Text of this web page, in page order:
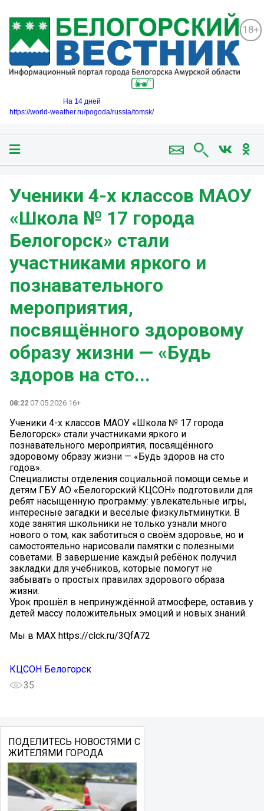
18+
На 14 дней
https://world-weather.ru/pogoda/russia/tomsk/
Ученики 4-х классов МАОУ
«Школа № 17 города
Белогорск» стали
участниками яркого и
познавательного
мероприятия,
посвящённого здоровому
образу жизни — «Будь
здоров на сто...
08:22 07.05.2026 16+
Ученики 4-х классов МАОУ «Школа № 17 города
Белогорск» стали участниками яркого и
познавательного мероприятия, посвящённого
здоровому образу жизни — «Будь здоров на сто
годов».
Специалисты отделения социальной помощи семье и
детям ГБУ АО «Белогорский КЦСОН» подготовили для
ребят насыщенную программу: увлекательные игры,
интересные загадки и весёлые физкультминутки. В
ходе занятия школьники не только узнали много
нового о том, как заботиться о своём здоровье, но и
самостоятельно нарисовали памятки с полезными
советами. В завершение каждый ребёнок получил
закладки для учебников, которые помогут не
забывать о простых правилах здорового образа
жизни.
Урок прошёл в непринуждённой атмосфере, оставив у
детей массу положительных эмоций и новых знаний.
Мы в MAX https://clck.ru/3QfA72
КЦСОН Белогорск
35
ПОДЕЛИТЕСЬ НОВОСТЯМИ С
ЖИТЕЛЯМИ ГОРОДА